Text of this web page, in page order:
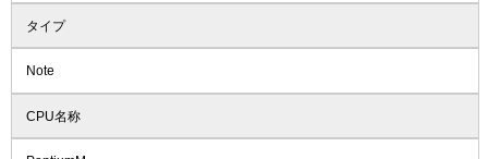
タイプ
Note
CPU名称